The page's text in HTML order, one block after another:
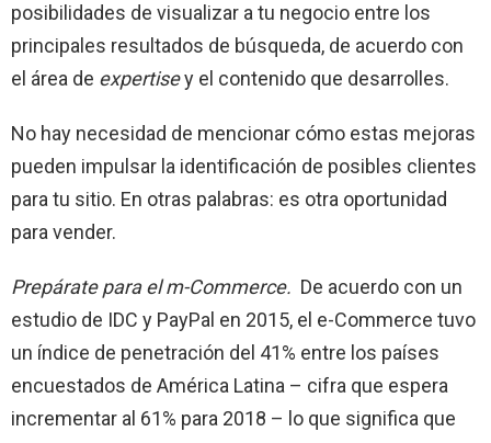
posibilidades de visualizar a tu negocio entre los
principales resultados de búsqueda, de acuerdo con
el área de expertisey el contenido que desarrolles.
No hay necesidad de mencionar cómo estas mejoras
pueden impulsar la identificación de posibles clientes
para tu sitio. En otras palabras: es otra oportunidad
para vender.
Prepárate para el m-Commerce. De acuerdo con un
estudio de IDC y PayPal en 2015, el e-Commerce tuvo
un índice de penetración del 41% entre los países
encuestados de América Latina – cifra que espera
incrementar al 61% para 2018 – lo que significa que